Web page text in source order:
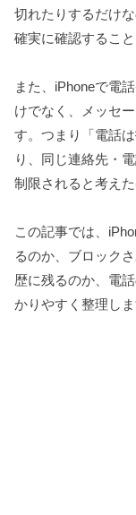
切れたりするだけ
確実に確認すること
また、iPhoneで電
けでなく、メッセ
す。つまり「電話
り、同じ連絡先・
制限されると考え
この記事では、
るのか、ブロック
歴に残るのか、電
かりやすく整理しま